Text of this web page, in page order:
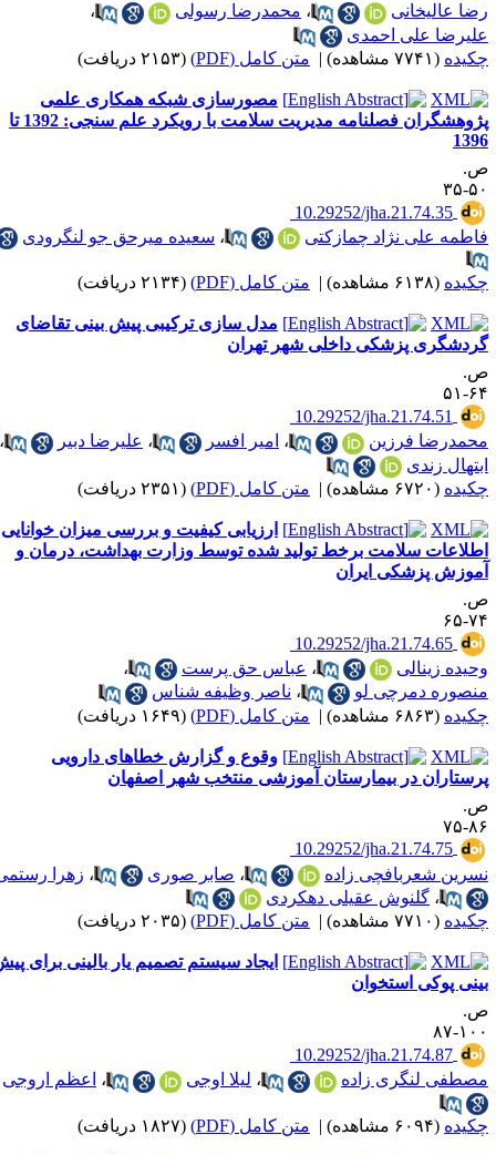
عالیخانی
،محمدرضا رسولی
،
علی احمدی
(۷۷۴۱ مشاهده) | متن کامل (PDF) (۲۱۵۳ دریافت)
مصورسازی شبکه همکاری علمی
پژوهشگران فصلنامه مدیریت سلامت با رویکرد علم سنجی: 1392 تا
۳۵
‎ 10.29252/jha.21.74.35
علی نژاد چمازکتی
،سعیده میرحق جو لنگرودی
(۶۱۳۸ مشاهده) | متن کامل (PDF) (۲۱۳۴ دریافت)
مدل سازی ترکیبی پیش بینی تقاضای
پزشکی داخلی شهر تهران
۵۱
‎ 10.29252/jha.21.74.51
فرزین
،امیر افسر ،علیرضا دبیر
،
زندی
(۶۷۲۰ مشاهده) | متن کامل (PDF) (۲۳۵۱ دریافت)
ارزیابی کیفیت و بررسی میزان خوانایی
سلامت برخط تولید شده توسط وزارت بهداشت، درمان و
پزشکی ایران
۶۵
‎ 10.29252/jha.21.74.65
زینالی
،عباس حق پرست
،
دمرچی لو
،ناصر وظیفه شناس
(۶۸۶۳ مشاهده) | متن کامل (PDF) (۱۶۴۹ دریافت)
وقوع و گزارش خطاهای دارویی
در بیمارستان آموزشی منتخب شهر اصفهان
۷۵
‎ 10.29252/jha.21.74.75
شعربافچی زاده
،صابر صوری ،زهرا رستمی
،گلنوش عقیلی دهکردی
(۷۷۱۰ مشاهده) | متن کامل (PDF) (۲۰۳۵ دریافت)
ایجاد سیستم تصمیم ‌یار بالینی برای پیش
پوکی استخوان
۸۷
‎ 10.29252/jha.21.74.87
لنگری زاده
،لیلا اوجی ،اعظم اروجی
(۶۰۹۴ مشاهده) | متن کامل (PDF) (۱۸۲۷ دریافت)